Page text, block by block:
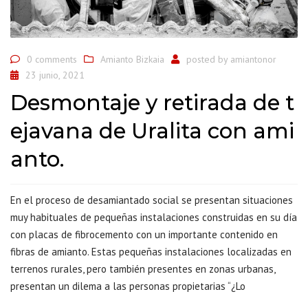
0 comments Amianto Bizkaia posted by amiantonor
23 junio, 2021
Desmontaje y retirada de t
ejavana de Uralita con ami
anto.
En el proceso de desamiantado social se presentan situaciones
muy habituales de pequeñas instalaciones construidas en su día
con placas de fibrocemento con un importante contenido en
fibras de amianto. Estas pequeñas instalaciones localizadas en
terrenos rurales, pero también presentes en zonas urbanas,
presentan un dilema a las personas propietarias “¿Lo